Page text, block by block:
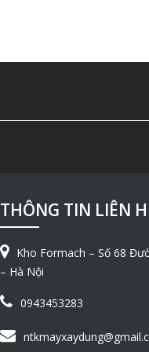
THÔNG TIN LIÊN
Kho Formach – Số 68
– Hà Nội
0943453283